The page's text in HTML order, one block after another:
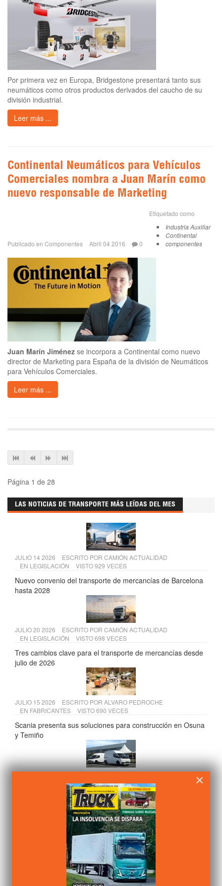
Por primera vez en Europa, Bridgestone presentará tanto sus
neumáticos como otros productos derivados del caucho de su
división industrial.
Leer más ...
Continental Neumáticos para Vehículos
Comerciales nombra a Juan Marín como
nuevo responsable de Marketing
Publicado en Componentes Abril 04 2016 0
Etiquetado como
Industria Auxiliar
Continental
componentes
Juan Marín Jiménez se incorpora a Continental como nuevo
director de Marketing para España de la división de Neumáticos
para Vehículos Comerciales.
Leer más ...
Página 1 de 28
LAS NOTICIAS DE TRANSPORTE MÁS LEÍDAS DEL MES
JULIO 14 2026 ESCRITO POR CAMIÓN ACTUALIDAD
EN LEGISLACIÓN VISTO 929 VECES
Nuevo convenio del transporte de mercancías de Barcelona
hasta 2028
JULIO 20 2026 ESCRITO POR CAMIÓN ACTUALIDAD
EN LEGISLACIÓN VISTO 698 VECES
Tres cambios clave para el transporte de mercancías desde
julio de 2026
JULIO 15 2026 ESCRITO POR ALVARO PEDROCHE
EN FABRICANTES VISTO 690 VECES
Scania presenta sus soluciones para construcción en Osuna
y Temiño
JULIO 13 2026 ESCRITO PORALVARO PEDROCHE
FABRICANTES VISTO 670 VECES
AMH comercializará las furgonetas eléctricas Farizon en
ESCRITO PORALVARO PEDROCHE
COMPONENTES VISTO 667 VECES
Andamur presenta su VI Informe de Sostenibilidad 2025
×